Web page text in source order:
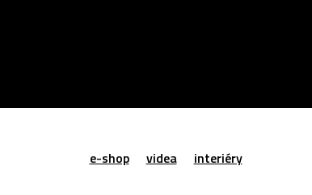
e-shop videa interiéry